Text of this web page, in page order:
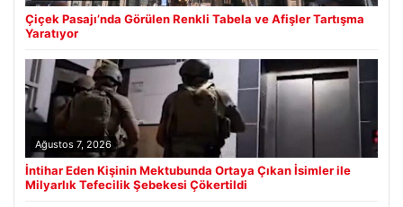
Çiçek Pasajı’nda Görülen Renkli Tabela ve Afişler Tartışma
Yaratıyor
Ağustos 7, 2026
İntihar Eden Kişinin Mektubunda Ortaya Çıkan İsimler ile
Milyarlık Tefecilik Şebekesi Çökertildi